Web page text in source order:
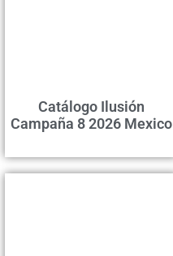
Catálogo Ilusión
Campaña 8 2026 Mexico